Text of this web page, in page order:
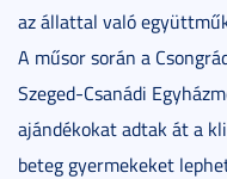
az állattal való
A műsor során a
Szeged-Csanádi
ajándékokat adtak át a
beteg gyermekeket